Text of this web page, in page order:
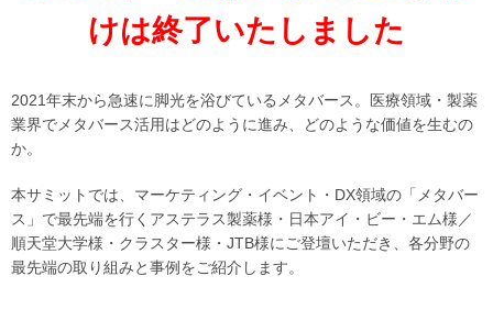
けは終了いたしました
2021年末から急速に脚光を浴びているメタバース。医療領域・製薬
業界でメタバース活用はどのように進み、どのような価値を生むの
か。
本サミットでは、マーケティング・イベント・DX領域の「メタバー
ス」で最先端を行くアステラス製薬様・日本アイ・ビー・エム様／
順天堂大学様・クラスター様・JTB様にご登壇いただき、各分野の
最先端の取り組みと事例をご紹介します。